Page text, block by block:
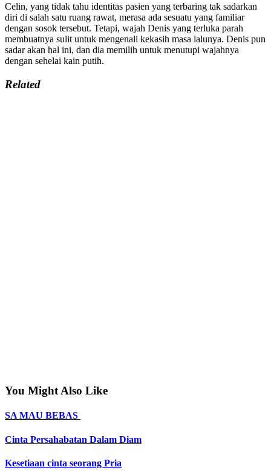
Celin, yang tidak tahu identitas pasien yang terbaring tak sadarkan
diri di salah satu ruang rawat, merasa ada sesuatu yang familiar
dengan sosok tersebut. Tetapi, wajah Denis yang terluka parah
membuatnya sulit untuk mengenali kekasih masa lalunya. Denis pun
sadar akan hal ini, dan dia memilih untuk menutupi wajahnya
dengan sehelai kain putih.
Related
You Might Also Like
SA MAU BEBAS
Cinta Persahabatan Dalam Diam
Kesetiaan cinta seorang Pria